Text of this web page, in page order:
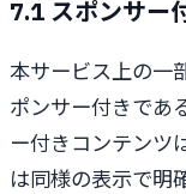
7.1 スポンサー
本サービス上の一
ポンサー付きであ
ー付きコンテンツ
は同様の表示で明